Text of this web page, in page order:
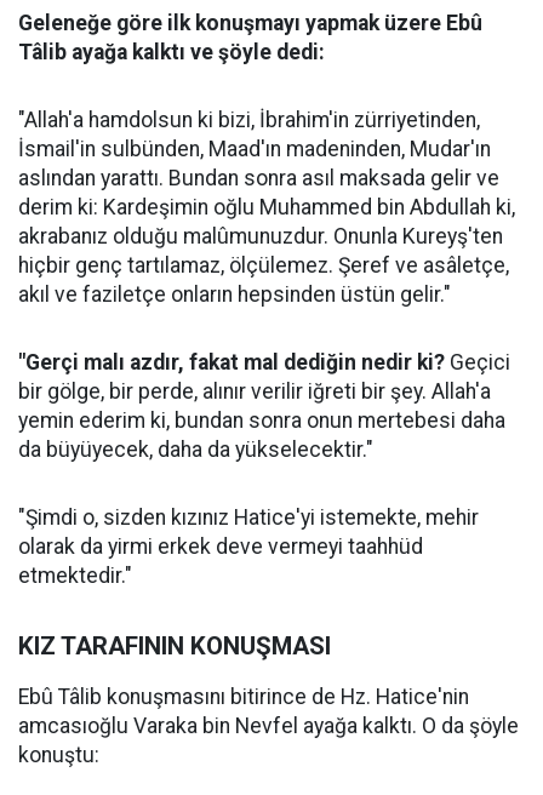
Geleneğe göre ilk konuşmayı yapmak üzere Ebû
Tâlib ayağa kalktı ve şöyle dedi:
"Allah'a hamdolsun ki bizi, İbrahim'in zürriyetinden,
İsmail'in sulbünden, Maad'ın madeninden, Mudar'ın
aslından yarattı. Bundan sonra asıl maksada gelir ve
derim ki: Kardeşimin oğlu Muhammed bin Abdullah ki,
akrabanız olduğu malûmunuzdur. Onunla Kureyş'ten
hiçbir genç tartılamaz, ölçülemez. Şeref ve asâletçe,
akıl ve faziletçe onların hepsinden üstün gelir."
"Gerçi malı azdır, fakat mal dediğin nedir ki? Geçici
bir gölge, bir perde, alınır verilir iğreti bir şey. Allah'a
yemin ederim ki, bundan sonra onun mertebesi daha
da büyüyecek, daha da yükselecektir."
"Şimdi o, sizden kızınız Hatice'yi istemekte, mehir
olarak da yirmi erkek deve vermeyi taahhüd
etmektedir."
KIZ TARAFININ KONUŞMASI
Ebû Tâlib konuşmasını bitirince de Hz. Hatice'nin
amcasıoğlu Varaka bin Nevfel ayağa kalktı. O da şöyle
konuştu: